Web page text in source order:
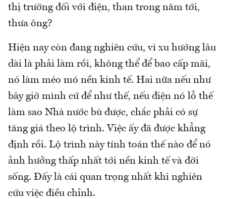
thị trường đối với điện, than trong năm tới,
thưa ông?
Hiện nay còn đang nghiên cứu, vì xu hướng lâu
dài là phải làm rồi, không thể để bao cấp mãi,
nó làm méo mó nền kinh tế. Hai nữa nếu như
bây giờ mình cứ để như thế, nếu điện nó lỗ thế
làm sao Nhà nước bù được, chắc phải có sự
tăng giá theo lộ trình. Việc ấy đã được khẳng
định rồi. Lộ trình này tính toán thế nào để nó
ảnh hưởng thấp nhất tới nền kinh tế và đời
sống. Đấy là cái quan trọng nhất khi nghiên
cứu việc điều chỉnh.